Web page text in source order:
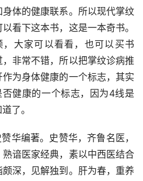
体的健康联系。所以现代掌纹
看下这本书，这是一本奇书。
大家可以看看，也可以买书
非常不错，所以把掌纹诊病推
为身体健康的一个标志，其实
健康的一个标志，因为4线是
了。
华编著。史赞华，齐鲁名医，
谙医家经典，素以中西医结合
深，见解独到。肝为春，重养